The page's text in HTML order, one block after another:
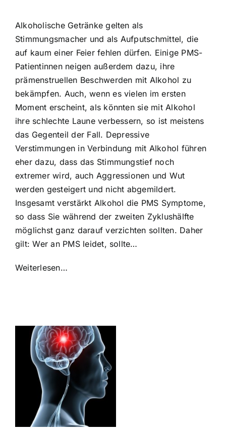
Alkoholische Getränke gelten als
Stimmungsmacher und als Aufputschmittel, die
auf kaum einer Feier fehlen dürfen. Einige PMS-
Patientinnen neigen außerdem dazu, ihre
prämenstruellen Beschwerden mit Alkohol zu
bekämpfen. Auch, wenn es vielen im ersten
Moment erscheint, als könnten sie mit Alkohol
ihre schlechte Laune verbessern, so ist meistens
das Gegenteil der Fall. Depressive
Verstimmungen in Verbindung mit Alkohol führen
eher dazu, dass das Stimmungstief noch
extremer wird, auch Aggressionen und Wut
werden gesteigert und nicht abgemildert.
Insgesamt verstärkt Alkohol die PMS Symptome,
so dass Sie während der zweiten Zyklushälfte
möglichst ganz darauf verzichten sollten. Daher
gilt: Wer an PMS leidet, sollte…
Weiterlesen…